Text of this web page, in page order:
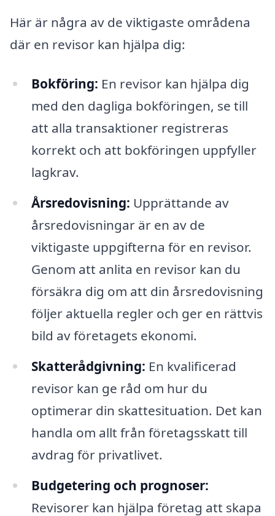
Här är några av de viktigaste områdena
där en revisor kan hjälpa dig:
Bokföring: En revisor kan hjälpa dig
med den dagliga bokföringen, se till
att alla transaktioner registreras
korrekt och att bokföringen uppfyller
lagkrav.
Årsredovisning: Upprättande av
årsredovisningar är en av de
viktigaste uppgifterna för en revisor.
Genom att anlita en revisor kan du
försäkra dig om att din årsredovisning
följer aktuella regler och ger en rättvis
bild av företagets ekonomi.
Skatterådgivning: En kvalificerad
revisor kan ge råd om hur du
optimerar din skattesituation. Det kan
handla om allt från företagsskatt till
avdrag för privatlivet.
Budgetering och prognoser:
Revisorer kan hjälpa företag att skapa